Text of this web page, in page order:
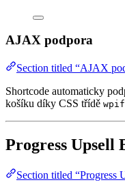
AJAX podpora
Section titled “AJAX
Shortcode automaticky
košíku díky CSS třídě
Progress Upsell
Section titled “Progress